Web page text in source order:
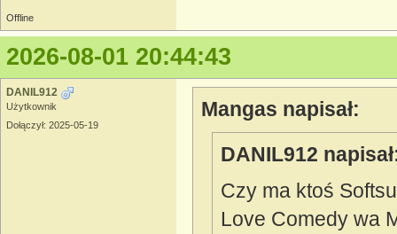
Offline
2026-08-01 20:44:43
DANIL912
Użytkownik
Dołączył: 2025-05-19
Mangas napisał:
DANIL912
Czy ma ktoś
Love Comedy wa